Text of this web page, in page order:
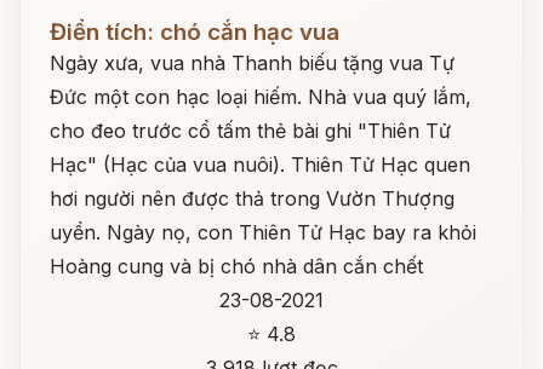
Đọc ngay
Điển tích: chó cắn hạc vua
Ngày xưa, vua nhà Thanh biếu tặng vua Tự
Đức một con hạc loại hiếm. Nhà vua quý lắm,
cho đeo trước cổ tấm thẻ bài ghi "Thiên Tử
Hạc" (Hạc của vua nuôi). Thiên Tử Hạc quen
hơi người nên được thả trong Vườn Thượng
uyển. Ngày nọ, con Thiên Tử Hạc bay ra khỏi
Hoàng cung và bị chó nhà dân cắn chết
23-08-2021
⭐ 4.8